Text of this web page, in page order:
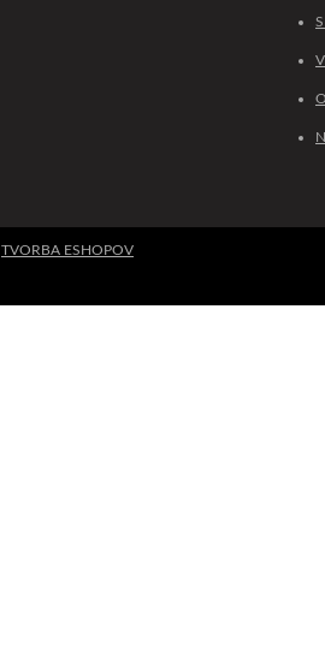
TVORBA ESHOPOV